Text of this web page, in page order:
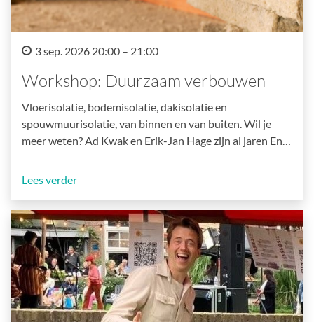
3 sep. 2026 20:00 – 21:00
Workshop: Duurzaam verbouwen
Vloerisolatie, bodemisolatie, dakisolatie en
spouwmuurisolatie, van binnen en van buiten. Wil je
meer weten? Ad Kwak en Erik-Jan Hage zijn al jaren En…
Lees verder